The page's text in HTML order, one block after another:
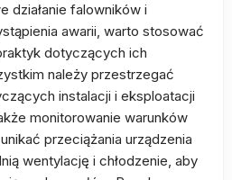
działanie falowników i
awarii, warto stosować
dotyczących ich
należy przestrzegać
instalacji i eksploatacji
monitorowanie warunków
przeciążania urządzenia
wentylację i chłodzenie, aby